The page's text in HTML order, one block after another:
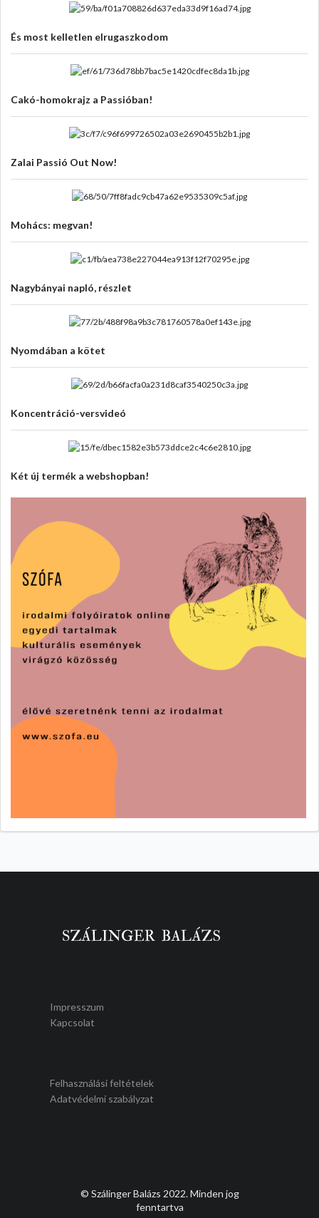
És most kelletlen elrugaszkodom
Cakó-homokrajz a Passióban!
Zalai Passió Out Now!
Mohács: megvan!
Nagybányai napló, részlet
Nyomdában a kötet
Koncentráció-versvideó
Két új termék a webshopban!
Impresszum
Kapcsolat
Felhasználási feltételek
Adatvédelmi szabályzat
© Szálinger Balázs 2022. Minden jog
fenntartva